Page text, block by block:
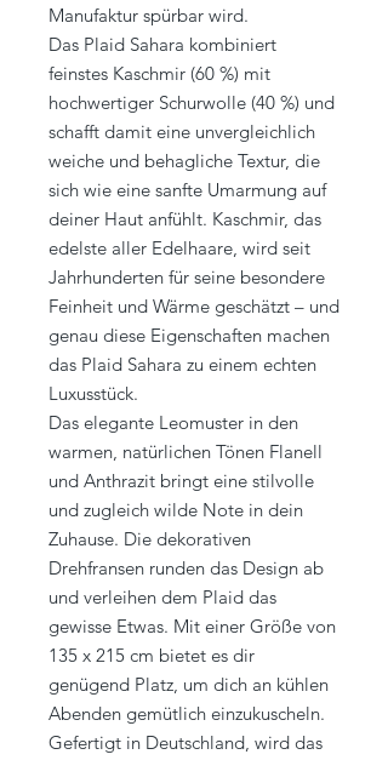
Manufaktur spürbar wird.
Das Plaid Sahara kombiniert
feinstes Kaschmir (60 %) mit
hochwertiger Schurwolle (40 %) und
schafft damit eine unvergleichlich
weiche und behagliche Textur, die
sich wie eine sanfte Umarmung auf
deiner Haut anfühlt. Kaschmir, das
edelste aller Edelhaare, wird seit
Jahrhunderten für seine besondere
Feinheit und Wärme geschätzt – und
genau diese Eigenschaften machen
das Plaid Sahara zu einem echten
Luxusstück.
Das elegante Leomuster in den
warmen, natürlichen Tönen Flanell
und Anthrazit bringt eine stilvolle
und zugleich wilde Note in dein
Zuhause. Die dekorativen
Drehfransen runden das Design ab
und verleihen dem Plaid das
gewisse Etwas. Mit einer Größe von
135 x 215 cm bietet es dir
genügend Platz, um dich an kühlen
Abenden gemütlich einzukuscheln.
Gefertigt in Deutschland, wird das